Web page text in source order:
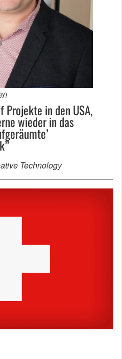
Projekte in den USA,
wieder in das
Technology